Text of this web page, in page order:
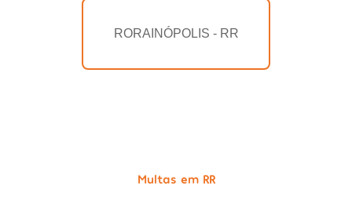
RORAINÓPOLIS - RR
Multas em RR